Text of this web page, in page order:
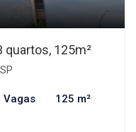
quartos, 125m²
Vagas 125 m²